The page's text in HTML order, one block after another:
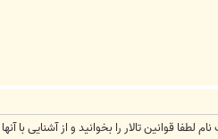
لطفا قوانین تالار را بخوانید و از آشنایی با